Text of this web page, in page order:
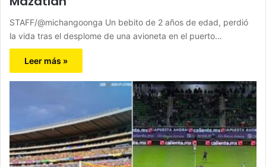
STAFF/@michangoonga Un bebito de 2 años de edad, perdió
la vida tras el desplome de una avioneta en el puerto…
Leer más »